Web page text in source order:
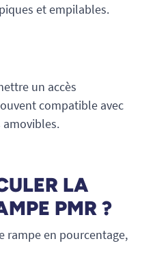
et empilables.
un accès
compatible avec
amovibles.
LA
PMR ?
rampe en pourcentage,